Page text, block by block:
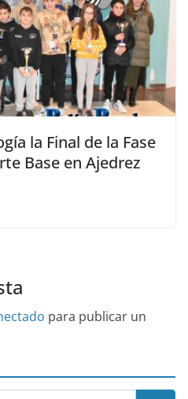
la Final de la Fase
Base en Ajedrez
para publicar un